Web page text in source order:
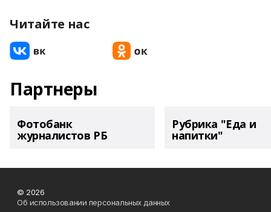
Читайте нас
Партнеры
Фотобанк
журналистов РБ
Рубрика "Еда и
напитки"
© 2026
Об использовании персональных данных